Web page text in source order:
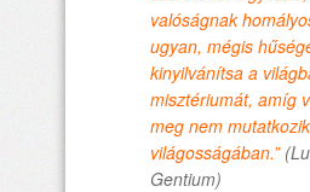
valóságnak
ugyan, mégis
kinyilvánítsa a
misztériumát, amíg
meg nem
világosságában.”
Gentium)